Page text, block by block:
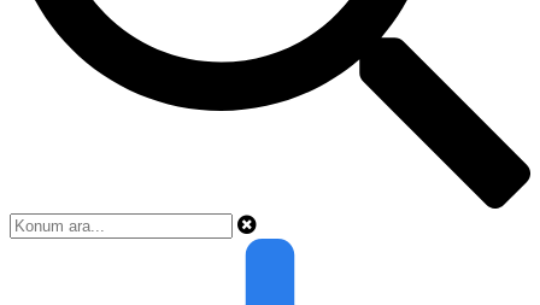
KIRALIK / SATILIK İŞ MAKINESI
Kiralık İş Makinaları
İstanbul Kiralık Ekskavatör
Ankara Kiralık Mobil Vinç